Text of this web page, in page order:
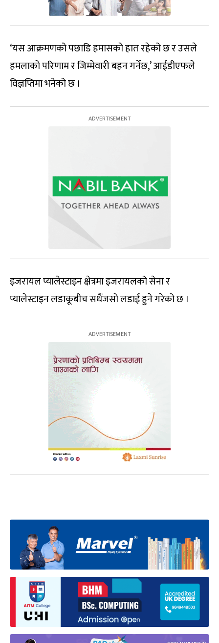
‘यस आक्रमणको पछाडि हमासको हात रहेको छ र उसले
हमलाको परिणाम र जिम्मेवारी बहन गर्नेछ,’ आईडीएफले
विज्ञप्तिमा भनेको छ ।
इजरायल प्यालेस्टाइन क्षेत्रमा इजरायलको सेना र
प्यालेस्टाइन लडाकूबीच सधैंजसो लडाईं हुने गरेको छ ।